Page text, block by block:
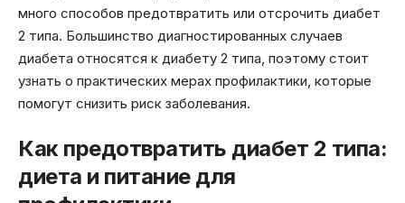
много способов предотвратить или отсрочить диабет
2 типа. Большинство диагностированных случаев
диабета относятся к диабету 2 типа, поэтому стоит
узнать о практических мерах профилактики, которые
помогут снизить риск заболевания.
Как предотвратить диабет 2 типа:
диета и питание для